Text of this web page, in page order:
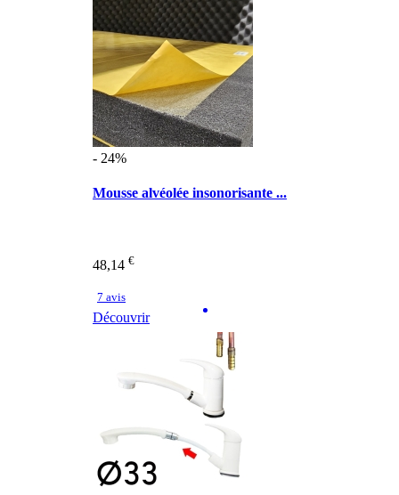
- 24%
Mousse alvéolée insonorisante ...
48,14 €
7 avis
Découvrir